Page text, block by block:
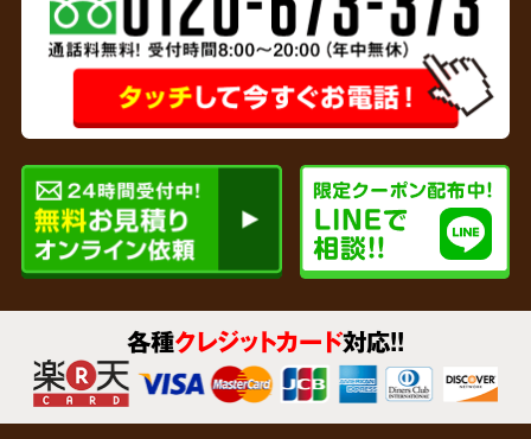
連携
リサイクルショップを運営している弊社では、
貴金属、家財など形見分けが不要なあらゆるご
遺品をその場で買取査定いたします。企業で連
各種クレジットカード対応!!